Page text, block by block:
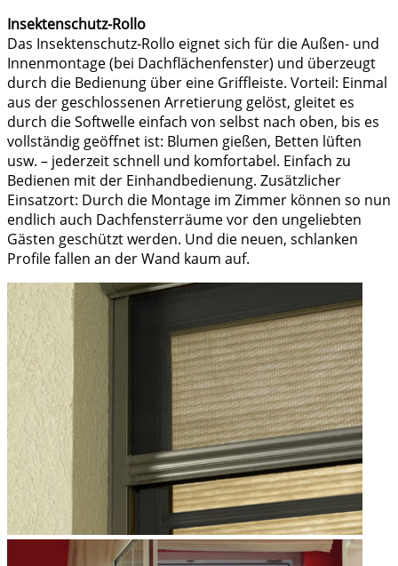
Insektenschutz-Rollo
Das Insektenschutz-Rollo eignet sich für die Außen- und
Innenmontage (bei Dachflächenfenster) und überzeugt
durch die Bedienung über eine Griffleiste. Vorteil: Einmal
aus der geschlossenen Arretierung gelöst, gleitet es
durch die Softwelle einfach von selbst nach oben, bis es
vollständig geöffnet ist: Blumen gießen, Betten lüften
usw. – jederzeit schnell und komfortabel. Einfach zu
Bedienen mit der Einhandbedienung. Zusätzlicher
Einsatzort: Durch die Montage im Zimmer können so nun
endlich auch Dachfensterräume vor den ungeliebten
Gästen geschützt werden. Und die neuen, schlanken
Profile fallen an der Wand kaum auf.